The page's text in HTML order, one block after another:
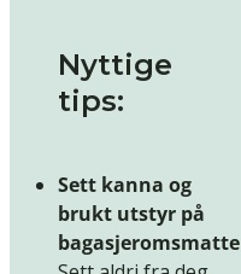
Nyttige
tips:
Sett kanna og
brukt utstyr på
bagasjeromsmatte